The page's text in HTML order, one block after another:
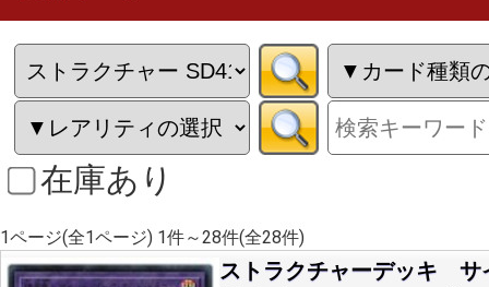
在庫あり
1ページ(全1ページ) 1件～28件(全28件)
ストラクチャーデッキ サ